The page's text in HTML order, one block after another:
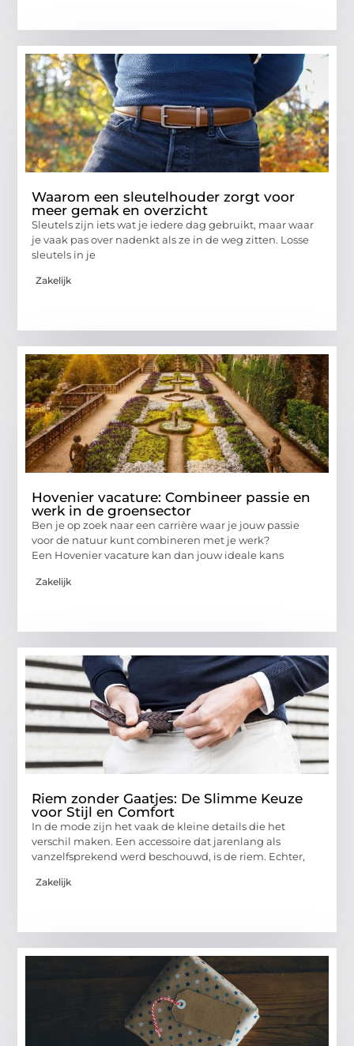
Waarom een sleutelhouder zorgt voor
meer gemak en overzicht
Sleutels zijn iets wat je iedere dag gebruikt, maar waar
je vaak pas over nadenkt als ze in de weg zitten. Losse
sleutels in je
Zakelijk
Hovenier vacature: Combineer passie en
werk in de groensector
Ben je op zoek naar een carrière waar je jouw passie
voor de natuur kunt combineren met je werk?
Een Hovenier vacature kan dan jouw ideale kans
Zakelijk
Riem zonder Gaatjes: De Slimme Keuze
voor Stijl en Comfort
In de mode zijn het vaak de kleine details die het
verschil maken. Een accessoire dat jarenlang als
vanzelfsprekend werd beschouwd, is de riem. Echter,
Zakelijk